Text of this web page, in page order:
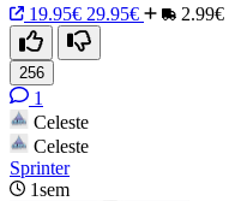
19.95€ 29.95€ 2.99€
256
1
Celeste
Celeste
Sprinter
1sem